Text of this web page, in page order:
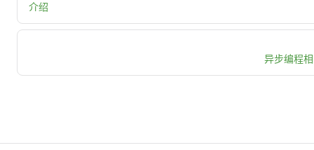
介绍
异步编程